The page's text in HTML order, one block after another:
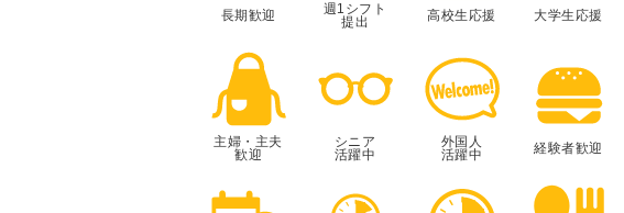
長期歓迎
週1シフト
提出
高校生応援 大学生応援
主婦・主夫
歓迎
シニア
活躍中
外国人
活躍中
経験者歓迎